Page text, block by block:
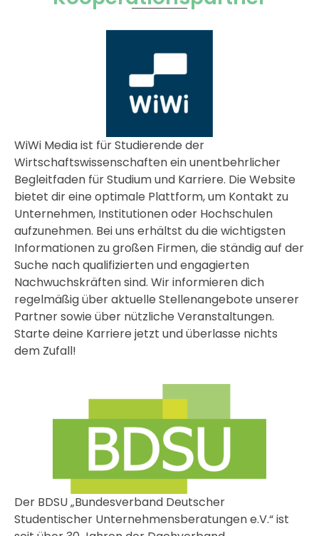
WiWi Media ist für Studierende der
Wirtschaftswissenschaften ein unentbehrlicher
Begleitfaden für Studium und Karriere. Die Website
bietet dir eine optimale Plattform, um Kontakt zu
Unternehmen, Institutionen oder Hochschulen
aufzunehmen. Bei uns erhältst du die wichtigsten
Informationen zu großen Firmen, die ständig auf der
Suche nach qualifizierten und engagierten
Nachwuchskräften sind. Wir informieren dich
regelmäßig über aktuelle Stellenangebote unserer
Partner sowie über nützliche Veranstaltungen.
Starte deine Karriere jetzt und überlasse nichts
dem Zufall!
Der BDSU „Bundesverband Deutscher
Studentischer Unternehmensberatungen e.V.“ ist